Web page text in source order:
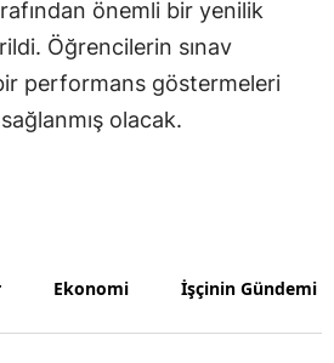
Uşak
önemli bir yenilik
Öğrencilerin sınav
performans göstermeleri
olacak.
Ekonomi İşçinin Gündemi